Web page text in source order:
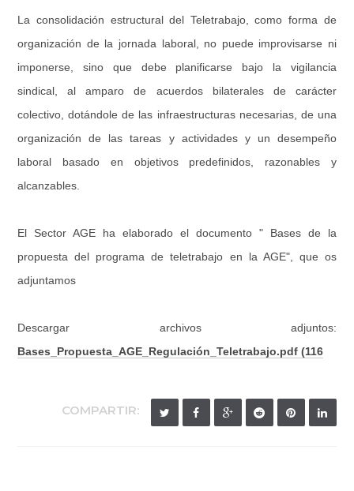
La consolidación estructural del Teletrabajo, como forma de
organización de la jornada laboral, no puede improvisarse ni
imponerse, sino que debe planificarse bajo la vigilancia
sindical, al amparo de acuerdos bilaterales de carácter
colectivo, dotándole de las infraestructuras necesarias, de una
organización de las tareas y actividades y un desempeño
laboral basado en objetivos predefinidos, razonables y
alcanzables.
El Sector AGE ha elaborado el documento " Bases de la
propuesta del programa de teletrabajo en la AGE", que os
adjuntamos
Descargar archivos adjuntos:
Bases_Propuesta_AGE_Regulación_Teletrabajo.pdf(116
COMPARTIR: